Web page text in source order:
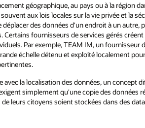
géographique, au pays ou à la région
aux lois locales sur la vie privée et la
des données d'un endroit à un
Certains fournisseurs de services gérés
Par exemple, TEAM IM, un fournisseur
échelle détenu et exploité localement
la localisation des données, un concept
simplement qu'une copie des données
leurs citoyens soient stockées dans des